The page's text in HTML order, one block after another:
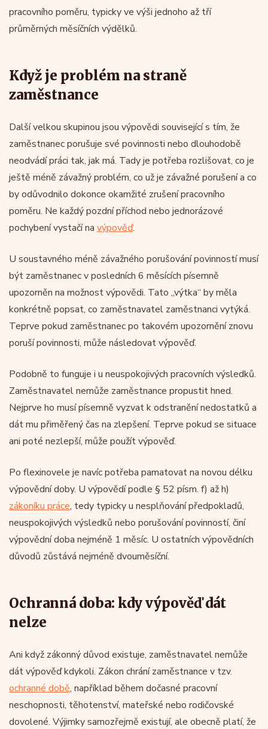
pracovního poměru, typicky ve výši jednoho až tří
průměrných měsíčních výdělků.
Když je problém na straně
zaměstnance
Další velkou skupinou jsou výpovědi související s tím, že
zaměstnanec porušuje své povinnosti nebo dlouhodobě
neodvádí práci tak, jak má. Tady je potřeba rozlišovat, co je
ještě méně závažný problém, co už je závažné porušení a co
by odůvodnilo dokonce okamžité zrušení pracovního
poměru. Ne každý pozdní příchod nebo jednorázové
pochybení vystačí na výpověď.
U soustavného méně závažného porušování povinností musí
být zaměstnanec v posledních 6 měsících písemně
upozorněn na možnost výpovědi. Tato „výtka“ by měla
konkrétně popsat, co zaměstnavatel zaměstnanci vytýká.
Teprve pokud zaměstnanec po takovém upozornění znovu
poruší povinnosti, může následovat výpověď.
Podobně to funguje i u neuspokojivých pracovních výsledků.
Zaměstnavatel nemůže zaměstnance propustit hned.
Nejprve ho musí písemně vyzvat k odstranění nedostatků a
dát mu přiměřený čas na zlepšení. Teprve pokud se situace
ani poté nezlepší, může použít výpověď.
Po flexinovele je navíc potřeba pamatovat na novou délku
výpovědní doby. U výpovědí podle § 52 písm. f) až h)
zákoníku práce, tedy typicky u nesplňování předpokladů,
neuspokojivých výsledků nebo porušování povinností, činí
výpovědní doba nejméně 1 měsíc. U ostatních výpovědních
důvodů zůstává nejméně dvouměsíční.
Ochranná doba: kdy výpověď dát
nelze
Ani když zákonný důvod existuje, zaměstnavatel nemůže
dát výpověď kdykoli. Zákon chrání zaměstnance v tzv.
ochranné době, například během dočasné pracovní
neschopnosti, těhotenství, mateřské nebo rodičovské
dovolené. Výjimky samozřejmě existují, ale obecně platí, že